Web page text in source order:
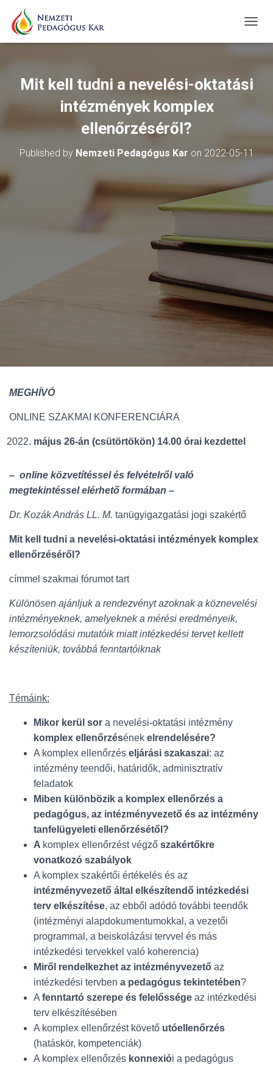
O
L
E
A
I
N
Mit kell tudni a nevelési-oktatási
intézmények komplex
ellenőrzéséről?
Published by Nemzeti Pedagógus Kar on 2022-05-11
MEGHÍVÓ
ONLINE SZAKMAI KONFERENCIÁRA
május 26-án (csütörtökön) 14.00 órai kezdettel
– online közvetítéssel és felvételről való
megtekintéssel elérhető formában –
Dr. Kozák András LL. M. tanügyigazgatási jogi szakértő
Mit kell tudni a nevelési-oktatási intézmények komplex
ellenőrzéséről?
címmel szakmai fórumot tart
Különösen ajánljuk a rendezvényt azoknak a köznevelési
intézményeknek, amelyeknek a mérési eredményeik,
lemorzsolódási mutatóik miatt intézkedési tervet kellett
készíteniük, továbbá fenntartóiknak
Témáink:
Mikor kerül sor a nevelési-oktatási intézmény
komplex ellenőrzésének elrendelésére?
A komplex ellenőrzés eljárási szakaszai: az
intézmény teendői, határidők, adminisztratív
feladatok
Miben különbözik a komplex ellenőrzés a
pedagógus, az intézményvezető és az intézmény
tanfelügyeleti ellenőrzésétől?
A komplex ellenőrzést végző szakértőkre
vonatkozó szabályok
A komplex szakértői értékelés és az
intézményvezető által elkészítendő intézkedési
terv elkészítése, az ebből adódó további teendők
(intézményi alapdokumentumokkal, a vezetői
programmal, a beiskolázási tervvel és más
intézkedési tervekkel való koherencia)
Miről rendelkezhet az intézményvezető az
intézkedési tervben a pedagógus tekintetében?
A fenntartó szerepe és felelőssége az intézkedési
terv elkészítésében
A komplex ellenőrzést követő utóellenőrzés
(hatáskör, kompetenciák)
A komplex ellenőrzés konnexiói a pedagógus